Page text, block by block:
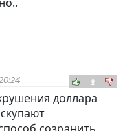
0
доллара